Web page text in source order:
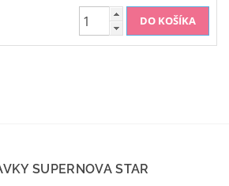
SUPERNOVA STAR